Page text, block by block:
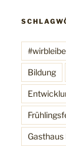
Bildung
Gasthaus